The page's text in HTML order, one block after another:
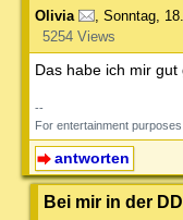
Olivia , Sonntag,
5254 Views
Das habe ich mir gut
--
For entertainment purposes
antworten
Bei mir in der